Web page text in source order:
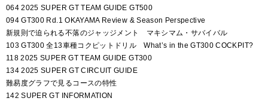
064 2025 SUPER GT TEAM GUIDE GT500
094 GT300 Rd.1 OKAYAMA Review & Season Perspective
新規則で迫られる不落のジャッジメント マキシマム・サバイバル
103 GT300 全13車種コクピットドリル What’s in the GT300 COCKPIT?
118 2025 SUPER GT TEAM GUIDE GT300
134 2025 SUPER GT CIRCUIT GUIDE
難易度グラフで見るコースの特性
142 SUPER GT INFORMATION